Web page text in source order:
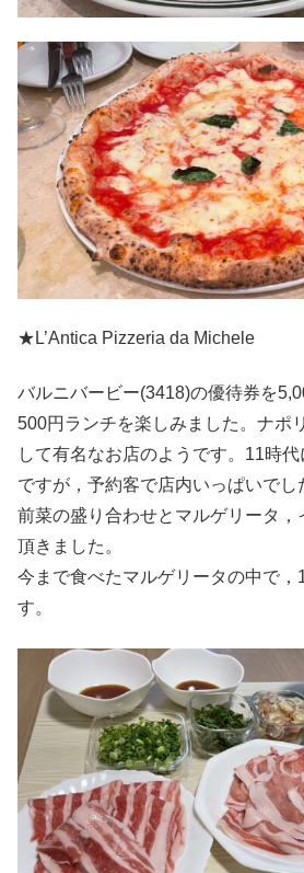
★L’Antica Pizzeria da Michele
バルニバービー(3418)の優待券を
500円ランチを楽しみました。ナポ
して有名なお店のようです。11時
ですが，予約客で店内いっぱいでし
前菜の盛り合わせとマルゲリータ，
頂きました。
今まで食べたマルゲリータの中で，
す。